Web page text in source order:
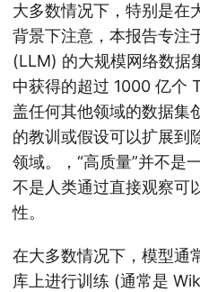
大多数情况下，特别是在
背景下注意，本报告专注
(LLM) 的大规模网络数据
中获得的超过 1000 亿个
盖任何其他领域的数据集
的教训或假设可以扩展到
领域。
，“高质量”并不是
不是人类通过直接观察可
性。
在大多数情况下，模型通
库上进行训练 (通常是